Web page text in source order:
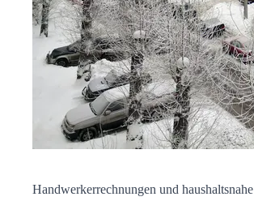
Handwerkerrechnungen und haushaltsnahe